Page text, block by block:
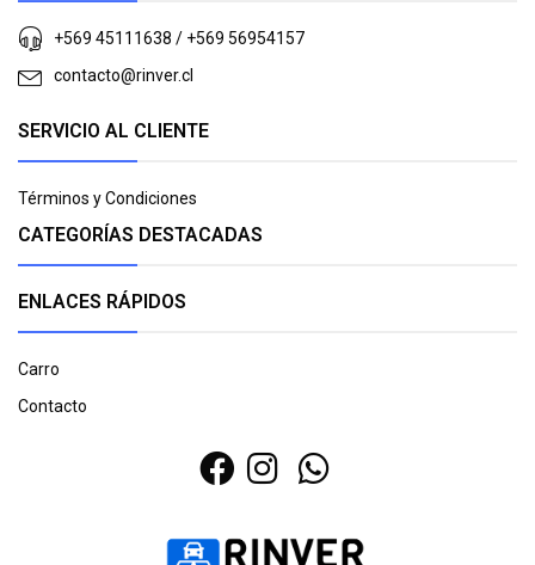
+569 45111638 / +569 56954157
contacto@rinver.cl
SERVICIO AL CLIENTE
Términos y Condiciones
CATEGORÍAS DESTACADAS
ENLACES RÁPIDOS
Carro
Contacto